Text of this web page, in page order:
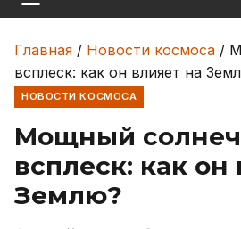
Главная / Новости космоса /
всплеск: как он влияет на
НОВОСТИ КОСМОСА
Мощный
всплеск: как он
Землю?